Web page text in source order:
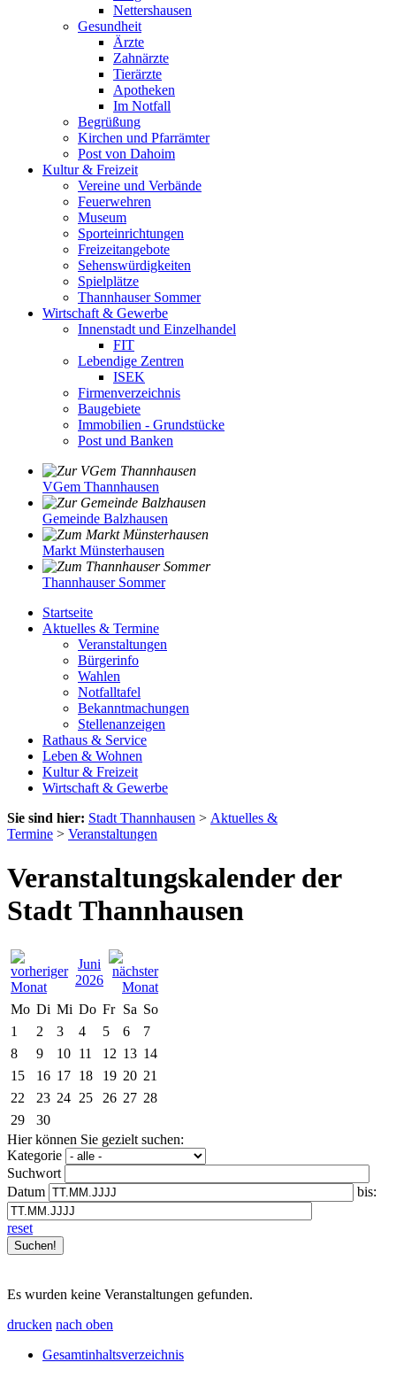
Nettershausen
Gesundheit
Ärzte
Zahnärzte
Tierärzte
Apotheken
Im Notfall
Begrüßung
Kirchen und Pfarrämter
Post von Dahoim
Kultur & Freizeit
Vereine und Verbände
Feuerwehren
Museum
Sporteinrichtungen
Freizeitangebote
Sehenswürdigkeiten
Spielplätze
Thannhauser Sommer
Wirtschaft & Gewerbe
Innenstadt und Einzelhandel
FIT
Lebendige Zentren
ISEK
Firmenverzeichnis
Baugebiete
Immobilien - Grundstücke
Post und Banken
VGem Thannhausen
Gemeinde Balzhausen
Markt Münsterhausen
Thannhauser Sommer
Startseite
Aktuelles & Termine
Veranstaltungen
Bürgerinfo
Wahlen
Notfalltafel
Bekanntmachungen
Stellenanzeigen
Rathaus & Service
Leben & Wohnen
Kultur & Freizeit
Wirtschaft & Gewerbe
Sie sind hier: Stadt Thannhausen > Aktuelles &
Termine > Veranstaltungen
Veranstaltungskalender der
Stadt Thannhausen
Juni
2026
Mo Di Mi Do Fr Sa So
1
2 3 4 5 6
7
8
9 10 11 12 13 14
15
16 17 18 19 20 21
22
23 24 25 26 27 28
29
30
Hier können Sie gezielt suchen:
Kategorie
Suchwort
Datum
bis:
reset
Es wurden keine Veranstaltungen gefunden.
drucken nach oben
Gesamtinhaltsverzeichnis